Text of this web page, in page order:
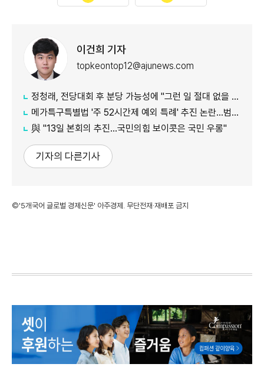
이건희 기자
topkeontop12@ajunews.com
정청래, 전당대회 후 분당 가능성에 "그런 일 절대 없을 것"
메가특구특별법 '주 52시간제 예외 특례' 추진 논란…범여권서도 반발
​​​​​​​與 "13일 본회의 추진…국민의힘 보이콧은 국민 우롱"
기자의 다른기사
©'5개국어 글로벌 경제신문' 아주경제. 무단전재·재배포 금지